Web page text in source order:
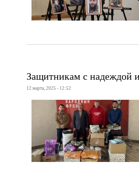
Защитникам с надеждой
12 марта, 2025 - 12:52